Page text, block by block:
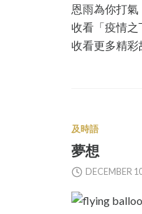
恩雨為你打氣
收看「疫情之
收看更多精彩
及時語
夢想
DECEMBER